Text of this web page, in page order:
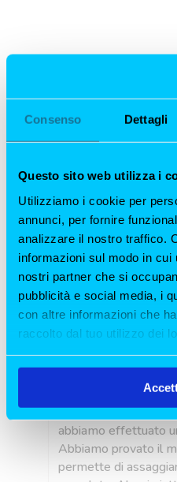
Consenso Dettagli
Questo sito web utilizza i
Utilizziamo i cookie per
annunci, per fornire
analizzare il nostro traffico.
informazioni sul modo in
nostri partner che si
pubblicità e social media, i
con altre informazioni che
raccolto dal tuo utilizzo dei
Bellissima
4
Fortunatamente
prima della chiusura
abbiamo effettuato
Abbiamo provato il
permette di